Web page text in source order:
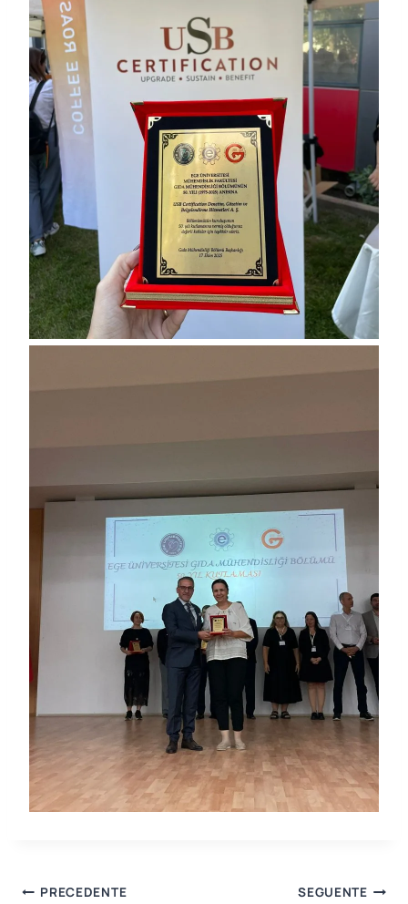
Navigazione
PRECEDENTE SEGUENTE